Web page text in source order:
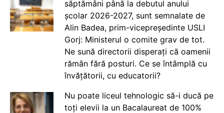
săptămâni până la debutul anului
școlar 2026-2027, sunt semnalate de
Alin Badea, prim-vicepreședinte USLI
Gorj: Ministerul o comite grav de tot.
Ne sună directorii disperați că oamenii
rămân fără posturi. Ce se întâmplă cu
învățătorii, cu educatorii?
Nu poate liceul tehnologic să-i ducă pe
toți elevii la un Bacalaureat de 100%